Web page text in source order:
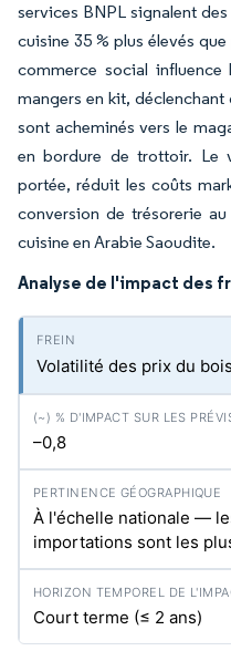
services BNPL signalent
cuisine 35 % plus élevés
commerce social
mangers en kit,
sont acheminés vers le
en bordure de trottoir. Le
portée, réduit les coûts
conversion de trésorerie
cuisine en Arabie Saoudite.
Analyse de l'impact des
Volatilité des prix du
–0,8
À l'échelle nationale —
importations sont les
Court terme (≤ 2 ans)